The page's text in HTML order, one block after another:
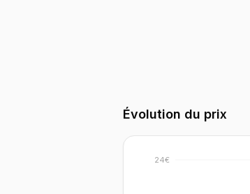
Évolution du prix
24€